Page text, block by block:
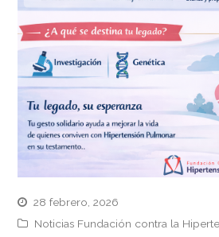
28 febrero, 2026
Noticias Fundación contra la